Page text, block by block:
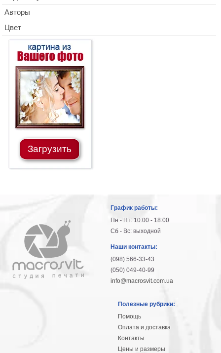
Авторы
Цвет
Загрузить
График работы:
Пн - Пт: 10:00 - 18:00
Сб - Вс: выходной
Наши контакты:
(098) 566-33-43
(050) 049-40-99
info@macrosvit.com.ua
Полезные рубрики:
Помощь
Оплата и доставка
Контакты
Цены и размеры